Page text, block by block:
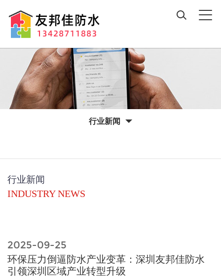
行业新闻
行业新闻
INDUSTRY NEWS
2025-09-25
环保压力倒逼防水产业变革：深圳友邦佳防水
引领深圳区域产业转型升级